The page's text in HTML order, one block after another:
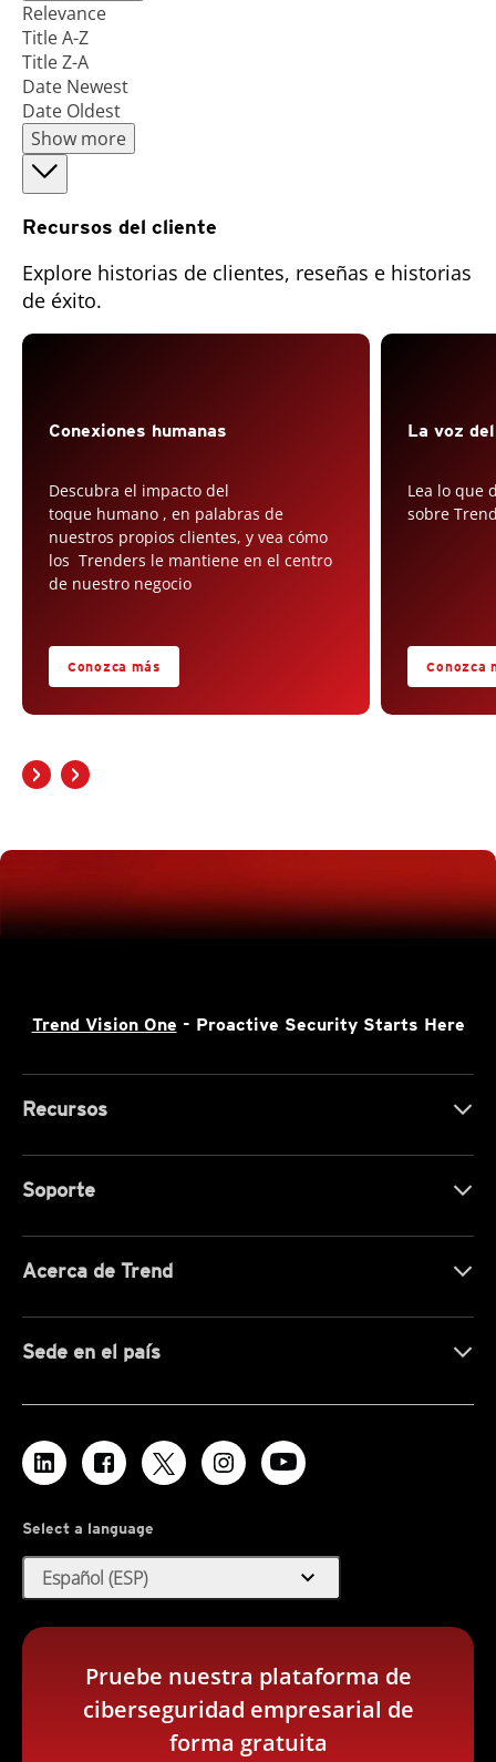
Relevance
Title A-Z
Title Z-A
Date Newest
Date Oldest
Show more
Recursos del cliente
Explore historias de clientes, reseñas e historias
de éxito.
Conexiones humanas
Descubra el impacto del
toque humano , en palabras de
nuestros propios clientes, y vea cómo
los Trenders le mantiene en el centro
de nuestro negocio
Conozca más
La voz
Lea lo que
sobre
Conozca
Open On A New Tab
Trend Vision One - Proactive Security Starts Here
Recursos
Soporte
Acerca de Trend
Sede en el país
Select a language
Español (ESP) expand_more
Pruebe nuestra plataforma de
ciberseguridad empresarial de
forma gratuita